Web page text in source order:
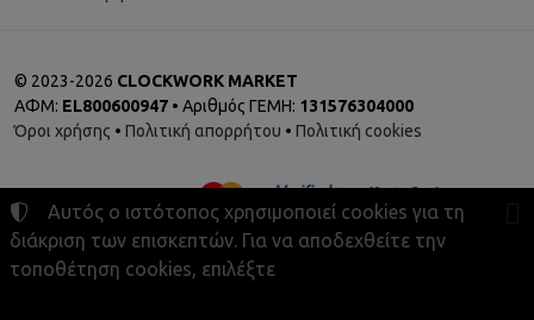
© 2023-2026 CLOCKWORK MARKET
ΑΦΜ: EL800600947 • Αριθμός ΓΕΜΗ: 131576304000
Όροι χρήσης • Πολιτική απορρήτου • Πολιτική cookies
Αυτός ο ιστότοπος χρησιμοποιεί cookies για τη
διάκριση των επισκεπτών. Για να αποδεχθείτε την
τοποθέτηση cookies, επιλέξτε